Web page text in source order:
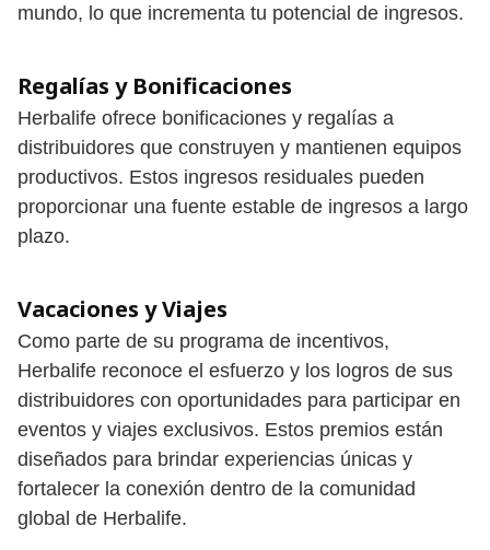
mundo, lo que incrementa tu potencial de ingresos.
Regalías y Bonificaciones
Herbalife ofrece bonificaciones y regalías a
distribuidores que construyen y mantienen equipos
productivos. Estos ingresos residuales pueden
proporcionar una fuente estable de ingresos a largo
plazo.
Vacaciones y Viajes
Como parte de su programa de incentivos,
Herbalife reconoce el esfuerzo y los logros de sus
distribuidores con oportunidades para participar en
eventos y viajes exclusivos. Estos premios están
diseñados para brindar experiencias únicas y
fortalecer la conexión dentro de la comunidad
global de Herbalife.